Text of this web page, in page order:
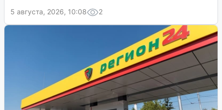
5 августа, 2026, 10:08
2